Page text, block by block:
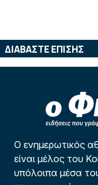
ΔΙΑΒΑΣΤΕ ΕΠΙΣΗΣ
Ο ενημερωτικός
είναι μέλος του
υπόλοιπα μέσα